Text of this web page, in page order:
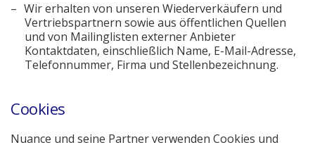
Wir erhalten von unseren Wiederverkäufern und
Vertriebspartnern sowie aus öffentlichen Quellen
und von Mailinglisten externer Anbieter
Kontaktdaten, einschließlich Name, E-Mail-Adresse,
Telefonnummer, Firma und Stellenbezeichnung.
Cookies
Nuance und seine Partner verwenden Cookies und